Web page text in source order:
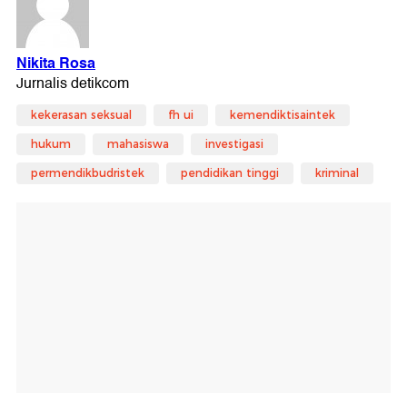
kekerasan seksual fh ui kemendiktisaintek
hukum mahasiswa investigasi
permendikbudristek pendidikan tinggi kriminal